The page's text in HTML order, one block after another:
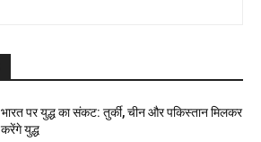
भारत पर युद्ध का संकट: तुर्की, चीन और पकिस्तान मिलकर
करेंगे युद्ध